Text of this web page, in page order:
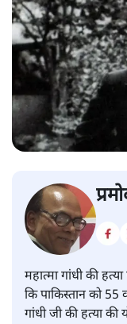
महात्मा गांधी की
कि पाकिस्तान को
गांधी जी की हत्या की